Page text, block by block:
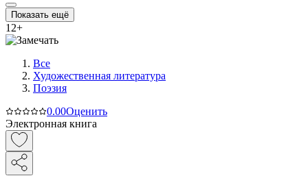
Показать ещё
12+
Все
Художественная литература
Поэзия
0.00Оценить
Электронная книга